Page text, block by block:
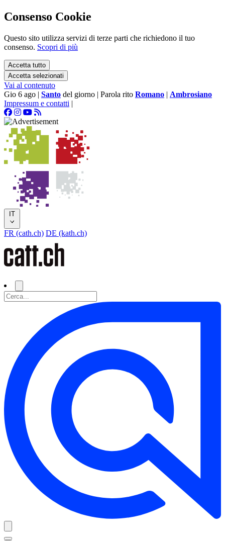
Consenso Cookie
Questo sito utilizza servizi di terze parti che richiedono il tuo
consenso. Scopri di più
Accetta tutto
Accetta selezionati
Vai al contenuto
Gio 6 ago | Santo del giorno | Parola rito Romano | Ambrosiano
Impressum e contatti |
IT
FR (cath.ch) DE (kath.ch)